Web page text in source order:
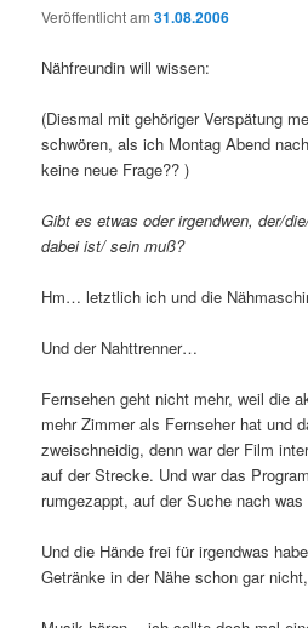
Veröffentlicht am31.08.2006
Nähfreundin will wissen:
(Diesmal mit gehöriger Verspätung
schwören, als ich Montag Abend
keine neue Frage?? )
Gibt es etwas oder irgendwen, der/
dabei ist/ sein muß?
Hm… letztlich ich und die
Und der Nahttrenner…
Fernsehen geht nicht mehr, weil die
mehr Zimmer als Fernseher hat und
zweischneidig, denn war der Film
auf der Strecke. Und war das
rumgezappt, auf der Suche nach
Und die Hände frei für irgendwas
Getränke in der Nähe schon gar